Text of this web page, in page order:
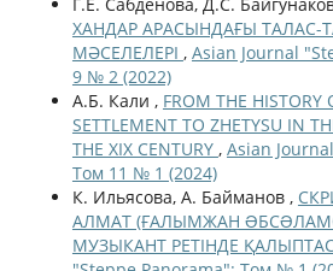
ХАНДАР АРАСЫНДАҒЫ ТАЛАС-
МӘСЕЛЕЛЕРІ , Asian Journal
9 № 2 (2022)
А.Б. Кали , FROM THE HISTORY
SETTLEMENT TO ZHETYSU IN
THE XIX CENTURY , Asian
Том 11 № 1 (2024)
К. Ильясова, А. Байманов ,
АЛМАТ (ҒАЛЫМЖАН
МУЗЫКАНТ РЕТІНДЕ